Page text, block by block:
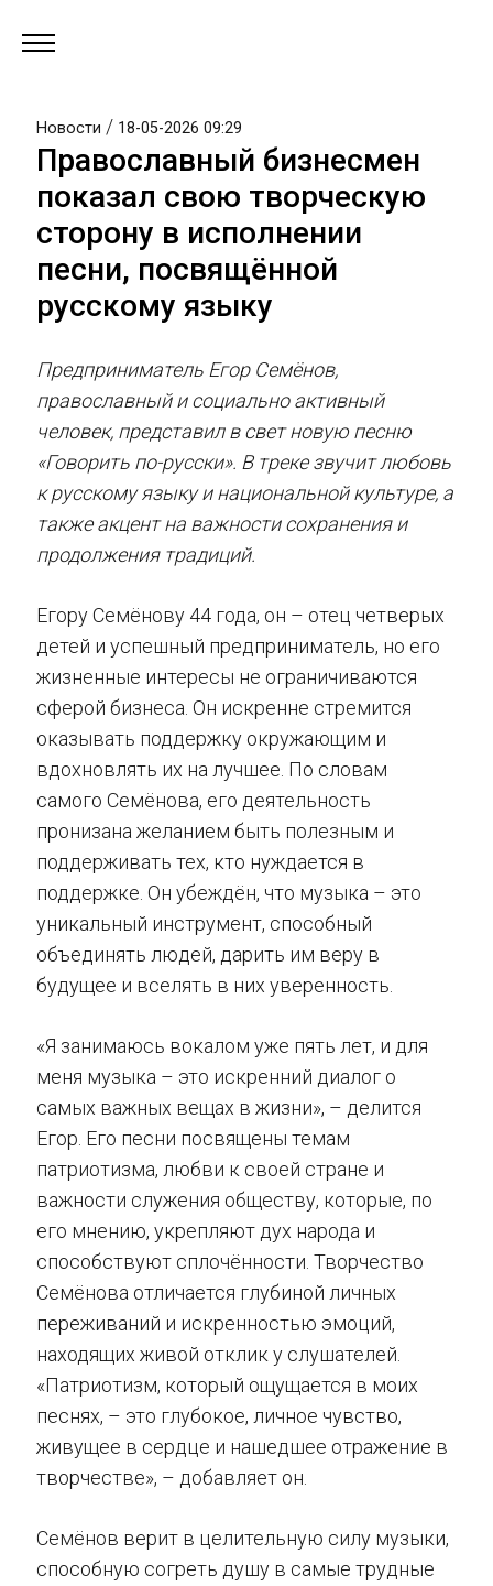
Новости / 18-05-2026 09:29
Православный бизнесмен
показал свою творческую
сторону в исполнении
песни, посвящённой
русскому языку
Предприниматель Егор Семёнов,
православный и социально активный
человек, представил в свет новую песню
«Говорить по-русски». В треке звучит любовь
к русскому языку и национальной культуре, а
также акцент на важности сохранения и
продолжения традиций.
Егору Семёнову 44 года, он – отец четверых
детей и успешный предприниматель, но его
жизненные интересы не ограничиваются
сферой бизнеса. Он искренне стремится
оказывать поддержку окружающим и
вдохновлять их на лучшее. По словам
самого Семёнова, его деятельность
пронизана желанием быть полезным и
поддерживать тех, кто нуждается в
поддержке. Он убеждён, что музыка – это
уникальный инструмент, способный
объединять людей, дарить им веру в
будущее и вселять в них уверенность.
«Я занимаюсь вокалом уже пять лет, и для
меня музыка – это искренний диалог о
самых важных вещах в жизни», – делится
Егор. Его песни посвящены темам
патриотизма, любви к своей стране и
важности служения обществу, которые, по
его мнению, укрепляют дух народа и
способствуют сплочённости. Творчество
Семёнова отличается глубиной личных
переживаний и искренностью эмоций,
находящих живой отклик у слушателей.
«Патриотизм, который ощущается в моих
песнях, – это глубокое, личное чувство,
живущее в сердце и нашедшее отражение в
творчестве», – добавляет он.
Семёнов верит в целительную силу музыки,
способную согреть душу в самые трудные